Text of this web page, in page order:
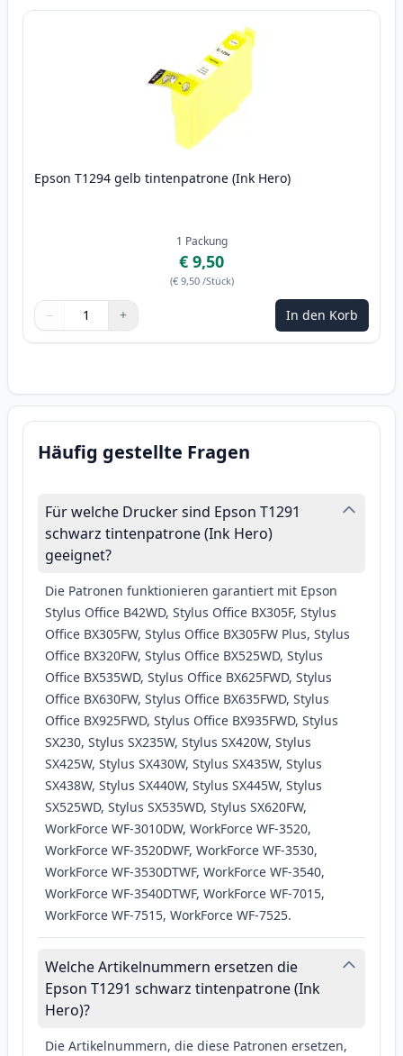
Epson T1294 gelb tintenpatrone (Ink Hero)
1 Packung
€ 9,50
(€ 9,50 /Stück)
Menge
Verwenden Sie die Tasten, um anzupassen
− +
Menge 1 In den Korb
Häufig gestellte Fragen
Für welche Drucker sind Epson T1291
schwarz tintenpatrone (Ink Hero)
geeignet?
Die Patronen funktionieren garantiert mit Epson
Stylus Office B42WD, Stylus Office BX305F, Stylus
Office BX305FW, Stylus Office BX305FW Plus, Stylus
Office BX320FW, Stylus Office BX525WD, Stylus
Office BX535WD, Stylus Office BX625FWD, Stylus
Office BX630FW, Stylus Office BX635FWD, Stylus
Office BX925FWD, Stylus Office BX935FWD, Stylus
SX230, Stylus SX235W, Stylus SX420W, Stylus
SX425W, Stylus SX430W, Stylus SX435W, Stylus
SX438W, Stylus SX440W, Stylus SX445W, Stylus
SX525WD, Stylus SX535WD, Stylus SX620FW,
WorkForce WF-3010DW, WorkForce WF-3520,
WorkForce WF-3520DWF, WorkForce WF-3530,
WorkForce WF-3530DTWF, WorkForce WF-3540,
WorkForce WF-3540DTWF, WorkForce WF-7015,
WorkForce WF-7515, WorkForce WF-7525.
Welche Artikelnummern ersetzen die
Epson T1291 schwarz tintenpatrone (Ink
Hero)?
Die Artikelnummern, die diese Patronen ersetzen,